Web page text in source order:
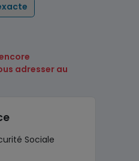
adresser au
Sociale